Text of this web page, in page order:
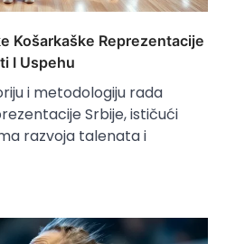
Košarkaške Reprezentacije
I Uspehu
i metodologiju rada
Srbije, ističući
razvoja talenata i